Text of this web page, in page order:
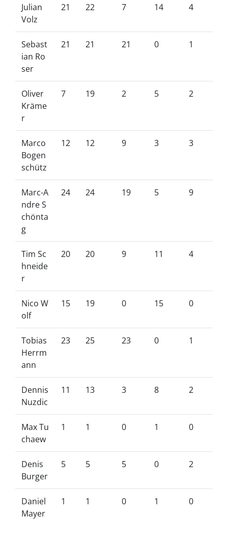
Julian
Volz
21 22 7 14 4
Sebast
ian Ro
ser
21 21 21 0 1
Oliver
Kräme
r
7 19 2 5 2
Marco
Bogen
schütz
12 12 9 3 3
Marc-A
ndre S
chönta
g
24 24 19 5 9
Tim Sc
hneide
r
20 20 9 11 4
Nico W
olf
15 19 0 15 0
Tobias
Herrm
ann
23 25 23 0 1
Dennis
Nuzdic
11 13 3 8 2
Max Tu
chaew
1 1 0 1 0
Denis
Burger
5 5 5 0 2
Daniel
Mayer
1 1 0 1 0